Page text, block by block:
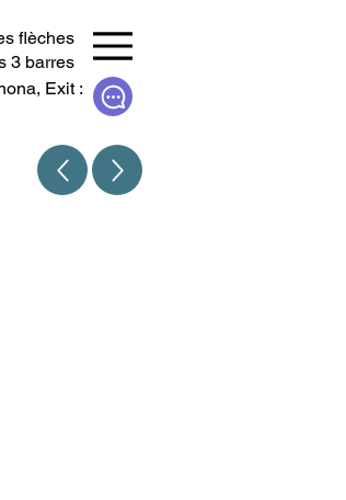
flèches
3 barres
Exit :